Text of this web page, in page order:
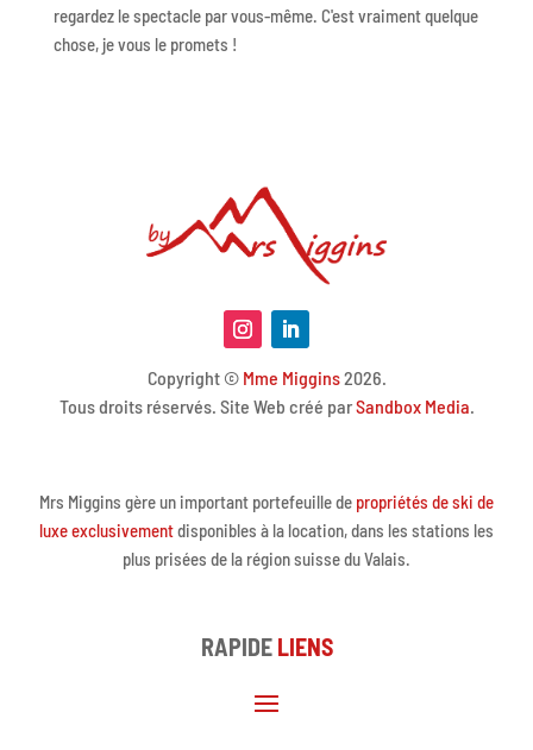
regardez le spectacle par vous-même. C'est vraiment quelque
chose, je vous le promets !
Copyright © Mme Miggins2026.
Tous droits réservés. Site Web créé parSandbox Media
Mrs Miggins gère un important portefeuille de propriétés de ski de
luxe exclusivementdisponibles à la location, dans les stations les
plus prisées de la région suisse du Valais.
RAPIDE LIENS